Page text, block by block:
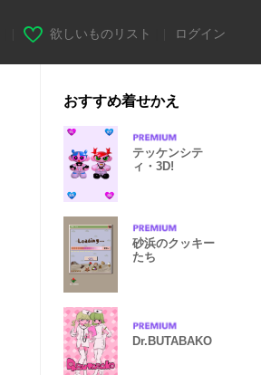
欲しいものリスト ログイン
おすすめ着せかえ
テッケンシテ
ィ・3D!
砂浜のクッキー
たち
Dr.BUTABAKO